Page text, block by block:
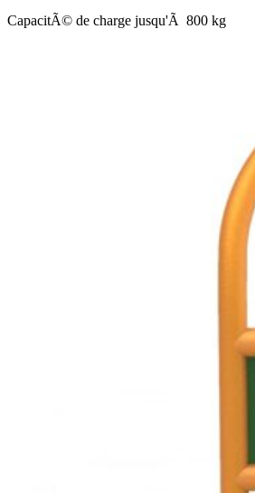
CapacitÃ© de charge jusqu'Ã 800 kg